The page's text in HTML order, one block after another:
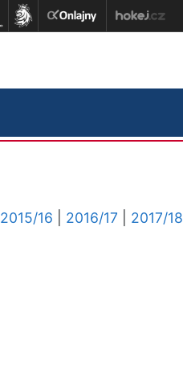
2015/16 2016/17 2017/18